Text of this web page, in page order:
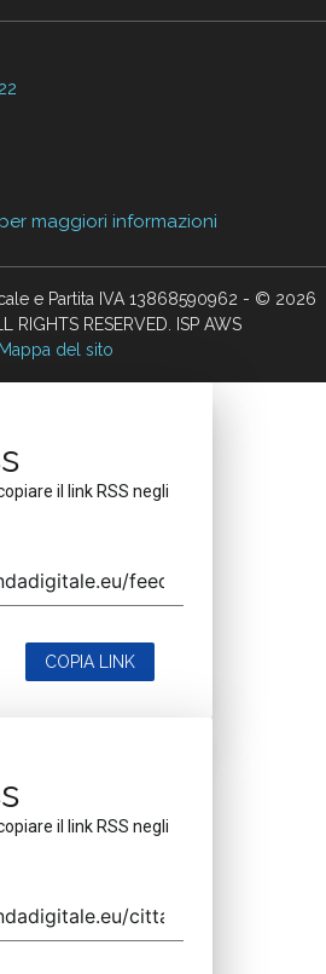
maggiori informazioni
e Partita IVA 13868590962 - © 2026
RIGHTS RESERVED. ISP AWS
Mappa del sito
il link RSS negli
COPIA LINK
il link RSS negli